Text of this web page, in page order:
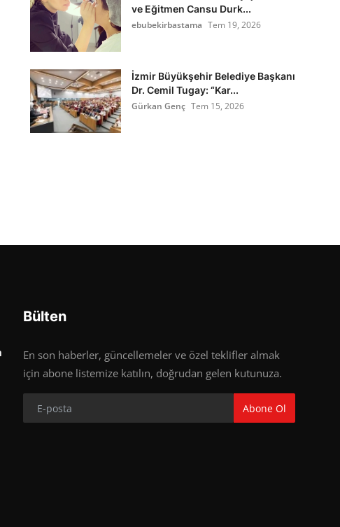
ve Eğitmen Cansu Durk...
ebubekirbastama Tem 19, 2026
İzmir Büyükşehir Belediye Başkanı
Dr. Cemil Tugay: “Kar...
Gürkan Genç Tem 15, 2026
Bülten
En son haberler, güncellemeler ve özel teklifler almak
için abone listemize katılın, doğrudan gelen kutunuza.
Abone Ol